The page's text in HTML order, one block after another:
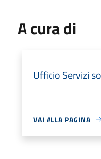
A cura di
Ufficio Servizi
VAI ALLA PAGINA